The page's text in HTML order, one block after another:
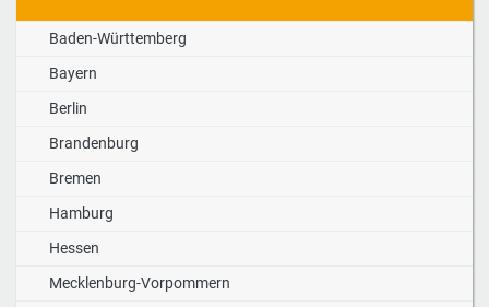
Baden-Württemberg
Bayern
Berlin
Brandenburg
Bremen
Hamburg
Hessen
Mecklenburg-Vorpommern